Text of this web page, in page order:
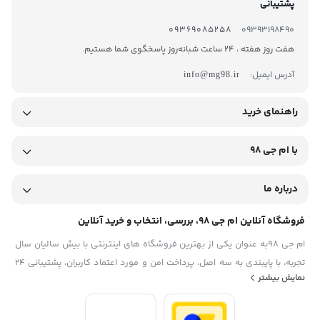
پشتیبانی
09393198490
09369085258
هفت روز هفته ، 24 ساعت شبانه‌روز پاسخگوی شما هستیم.
آدرس ایمیل:
info@mg98.ir
راهنمای خرید
با ام جی 98
درباره ما
فروشگاه آنلاین ام جی 98، بررسی، انتخاب و خرید آنلاین
ام جی 98به عنوان یکی از بهترین فروشگاه های اینترنتی با بیش سالیان سال
تجربه، با پایبندی به سه اصل، پرداخت امن و مورد اعتماد کاربران، پشتیبانی 24
ساعته و تضمین اصل‌بودن کالا موفق شده تا همگام با فروشگاه‌های معتبر
ایران، به یکی از بهترین فروشگاه اینترنتی ایران تبدیل شود. به محض ورود به
نمایش بیشتر